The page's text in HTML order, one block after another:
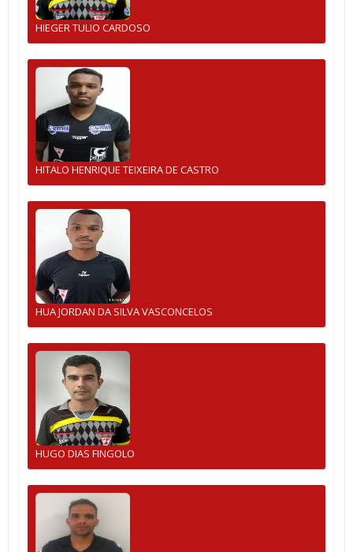
HIEGER TULIO CARDOSO
HITALO HENRIQUE TEIXEIRA DE CASTRO
HUA JORDAN DA SILVA VASCONCELOS
HUGO DIAS FINGOLO